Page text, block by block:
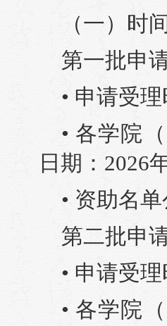
（一）时
第一批申
• 申请受
• 各学院
日期：2026
• 资助名
第二批申
• 申请受
• 各学院